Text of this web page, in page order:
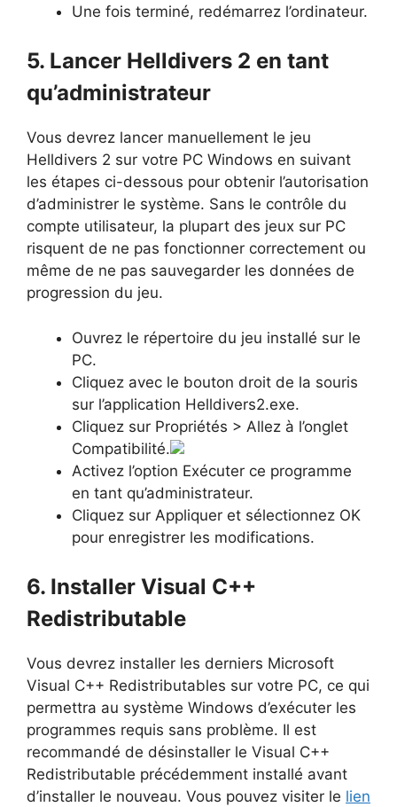
Une fois terminé, redémarrez l’ordinateur.
5. Lancer Helldivers 2 en tant
qu’administrateur
Vous devrez lancer manuellement le jeu
Helldivers 2 sur votre PC Windows en suivant
les étapes ci-dessous pour obtenir l’autorisation
d’administrer le système. Sans le contrôle du
compte utilisateur, la plupart des jeux sur PC
risquent de ne pas fonctionner correctement ou
même de ne pas sauvegarder les données de
progression du jeu.
Ouvrez le répertoire du jeu installé sur le
PC.
Cliquez avec le bouton droit de la souris
sur l’application Helldivers2.exe.
Cliquez sur Propriétés > Allez à l’onglet
Compatibilité.
Activez l’option Exécuter ce programme
en tant qu’administrateur.
Cliquez sur Appliquer et sélectionnez OK
pour enregistrer les modifications.
6. Installer Visual C++
Redistributable
Vous devrez installer les derniers Microsoft
Visual C++ Redistributables sur votre PC, ce qui
permettra au système Windows d’exécuter les
programmes requis sans problème. Il est
recommandé de désinstaller le Visual C++
Redistributable précédemment installé avant
d’installer le nouveau. Vous pouvez visiter le lien